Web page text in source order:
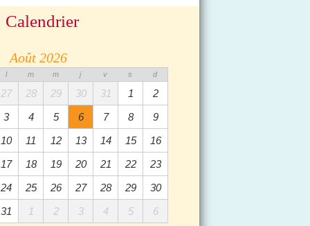
Calendrier
Août 2026
l m m j v s d
27 28 29 30 31 1
2
3
4 5 6 7 8
9
10
11 12 13 14 15
16
17
18 19 20 21 22
23
24
25 26 27 28 29
30
31
1 2 3 4 5 6